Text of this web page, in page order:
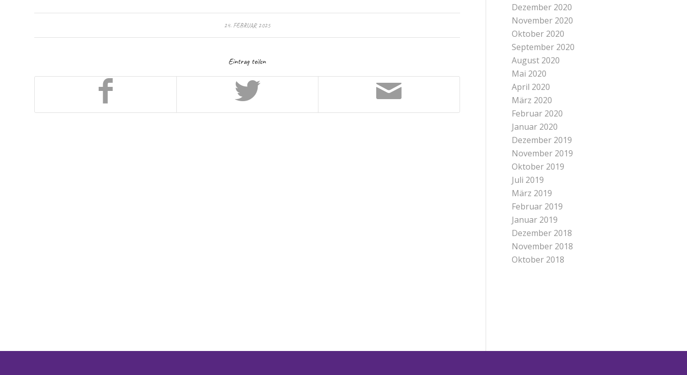
24. FEBRUAR 2025
Eintrag teilen
Dezember 2020
November 2020
Oktober 2020
September 2020
August 2020
Mai 2020
April 2020
März 2020
Februar 2020
Januar 2020
Dezember 2019
November 2019
Oktober 2019
Juli 2019
März 2019
Februar 2019
Januar 2019
Dezember 2018
November 2018
Oktober 2018